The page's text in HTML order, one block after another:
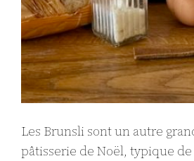
Les Brunsli sont un autre
pâtisserie de Noël, typique de